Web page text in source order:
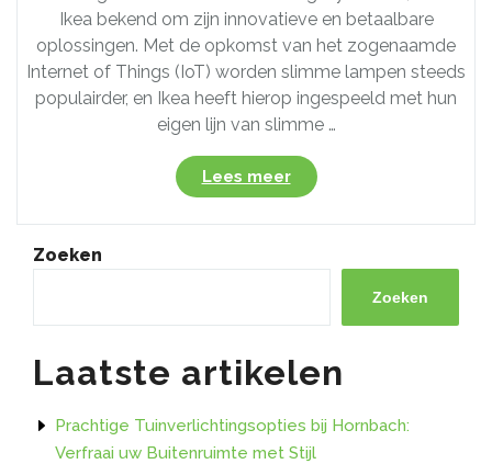
Ikea bekend om zijn innovatieve en betaalbare
oplossingen. Met de opkomst van het zogenaamde
Internet of Things (IoT) worden slimme lampen steeds
populairder, en Ikea heeft hierop ingespeeld met hun
eigen lijn van slimme …
Lees meer“Ikea
Slimme
Lampen:
Verlichting
Thuisgebruik”
Zoeken
Zoeken
Laatste artikelen
Prachtige Tuinverlichtingsopties bij Hornbach:
Verfraai uw Buitenruimte met Stijl